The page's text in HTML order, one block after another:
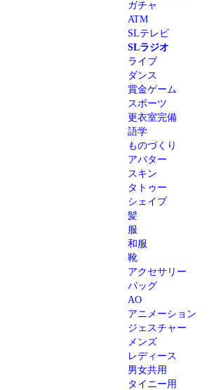
ガチャ
ATM
SLテレビ
SLラジオ
ライブ
ダンス
賞金ゲーム
スポーツ
更衣室完備
語学
ものづくり
アバター
スキン
タトゥー
シェイプ
髪
服
和服
靴
アクセサリー
バッグ
AO
アニメーション
ジェスチャー
メンズ
レディース
男女共用
タイニー用